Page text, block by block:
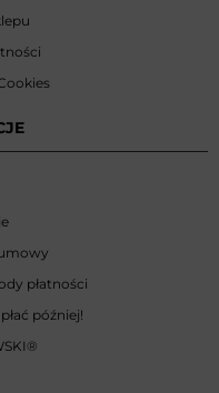
płatności
później!
®